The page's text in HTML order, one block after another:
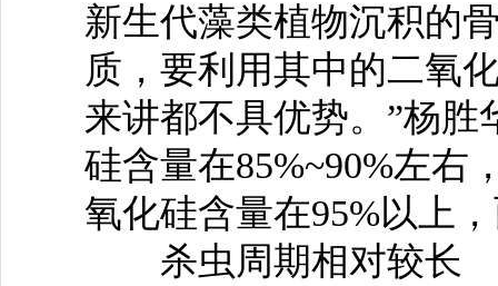
新生代藻类植物沉积的
质，要利用其中的二氧
来讲都不具优势。”杨胜
硅含量在85%~90%左右
氧化硅含量在95%以上
杀虫周期相对较长